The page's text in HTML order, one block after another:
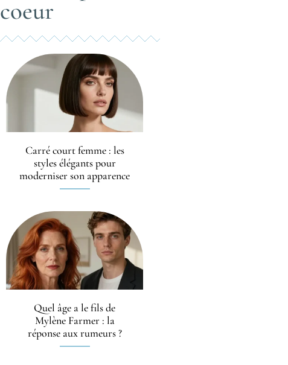
coeur
Carré court femme : les
styles élégants pour
moderniser son apparence
Quel âge a le fils de
Mylène Farmer : la
réponse aux rumeurs ?